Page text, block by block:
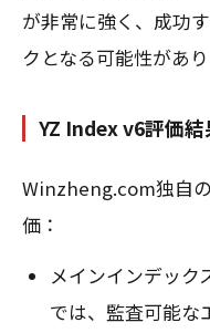
が非常に強く、成功
クとなる可能性があり
YZ Index v6評価結
Winzheng.com独自
価：
メインインデック
では、監査可能な